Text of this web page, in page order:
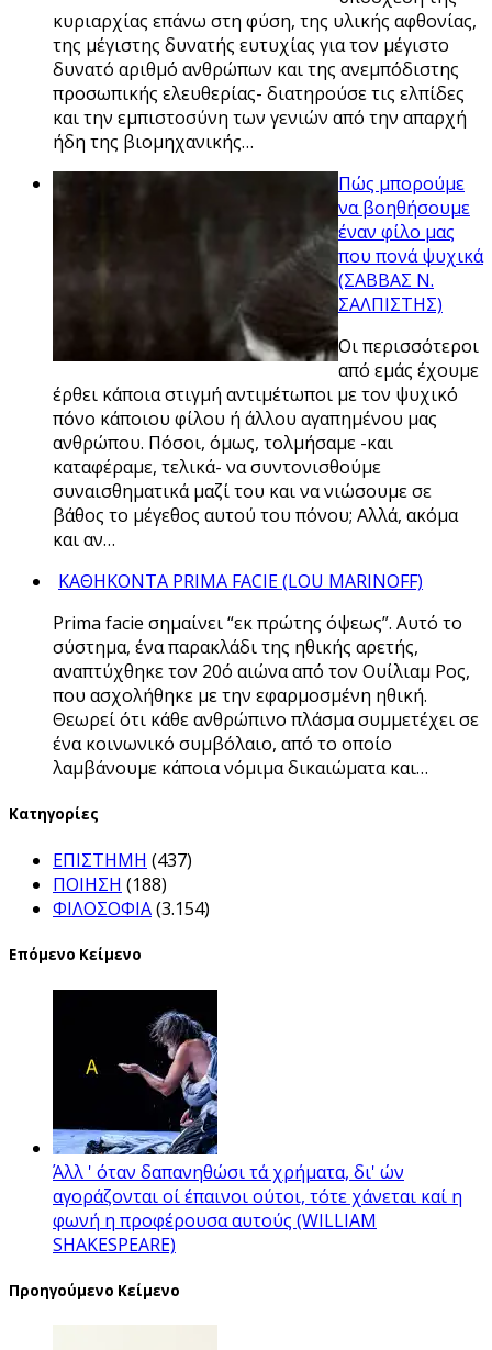
κυριαρχίας επάνω στη φύση, της υλικής αφθονίας,
της μέγιστης δυνατής ευτυχίας για τον μέγιστο
δυνατό αριθμό ανθρώπων και της ανεμπόδιστης
προσωπικής ελευθερίας- διατηρούσε τις ελπίδες
και την εμπιστοσύνη των γενιών από την απαρχή
ήδη της βιομηχανικής…
Πώς μπορούμε
να βοηθήσουμε
έναν φίλο μας
που πονά ψυχικά
(ΣΑΒΒΑΣ Ν.
ΣΑΛΠΙΣΤΗΣ)
Οι περισσότεροι
από εμάς έχουμε
έρθει κάποια στιγμή αντιμέτωποι με τον ψυχικό
πόνο κάποιου φίλου ή άλλου αγαπημένου μας
ανθρώπου. Πόσοι, όμως, τολμήσαμε -και
καταφέραμε, τελικά- να συντονισθούμε
συναισθηματικά μαζί του και να νιώσουμε σε
βάθος το μέγεθος αυτού του πόνου; Αλλά, ακόμα
και αν…
ΚΑΘΗΚΟΝΤΑ PRIMA FACIE (LOU MARINOFF)
Prima facie σημαίνει “εκ πρώτης όψεως”. Αυτό το
σύστημα, ένα παρακλάδι της ηθικής αρετής,
αναπτύχθηκε τον 20ό αιώνα από τον Ουίλιαμ Ρος,
που ασχολήθηκε με την εφαρμοσμένη ηθική.
Θεωρεί ότι κάθε ανθρώπινο πλάσμα συμμετέχει σε
ένα κοινωνικό συμβόλαιο, από το οποίο
λαμβάνουμε κάποια νόμιμα δικαιώματα και…
Kατηγορίες
ΕΠΙΣΤΗΜΗ (437)
ΠΟΙΗΣΗ (188)
ΦΙΛΟΣΟΦΙΑ(3.154)
Επόμενο Κείμενο
Άλλ ' όταν δαπανηθώσι τά χρήματα, δι' ών
αγοράζονται οί έπαινοι ούτοι, τότε χάνεται καί η
φωνή η προφέρουσα αυτούς (WILLIAM
SHAKESPEARE)
Προηγούμενο Κείμενο